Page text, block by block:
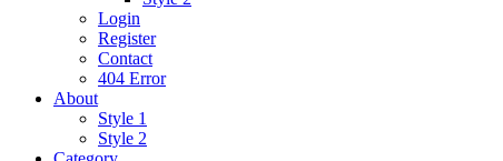
Login
Register
Contact
404 Error
About
Style 1
Style 2